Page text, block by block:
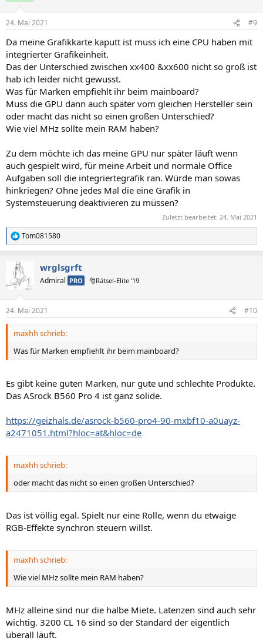
24. Mai 2021 #9
Da meine Grafikkarte kaputt ist muss ich eine CPU haben mit
integrierter Grafikeinheit.
Das der Unterschied zwischen xx400 &xx600 nicht so groß ist
hab ich leider nicht gewusst.
Was für Marken empfiehlt ihr beim mainboard?
Muss die GPU dann auch später vom gleichen Hersteller sein
oder macht das nicht so einen großen Unterschied?
Wie viel MHz sollte mein RAM haben?
Zu dem möchte ich das meine GPU nur später läuft wenn
auch gespielt wird, für meine Arbeit und normale Office
Aufgaben soll die integriertegrafik ran. Würde man sowas
hinkriegen? Ohne jedes Mal die eine Grafik in
Systemsteuerung deaktivieren zu müssen?
Zuletzt bearbeitet: 24. Mai 2021
R
e
i
e
n
Tom081580
wrglsgrft
Admiral PRO 🎅Rätsel-Elite ’19
24. Mai 2021 #10
maxhh schrieb:
Was für Marken empfiehlt ihr beim mainboard?
Es gibt keine guten Marken, nur gute und schlechte Produkte.
Das ASrock B560 Pro 4 ist ganz solide.
https://geizhals.de/asrock-b560-pro4-90-mxbf10-a0uayz-
a2471051.html?hloc=at&hloc=de
maxhh schrieb:
oder macht das nicht so einen großen Unterschied?
Das ist völlig egal. Spielt nur eine Rolle, wenn du etwaige
RGB-Effekte synchron steuern willst.
maxhh schrieb:
Wie viel MHz sollte mein RAM haben?
MHz alleine sind nur die halbe Miete. Latenzen sind auch sehr
wichtig. 3200 CL 16 sind so der Standard der eigentlich
überall läuft.